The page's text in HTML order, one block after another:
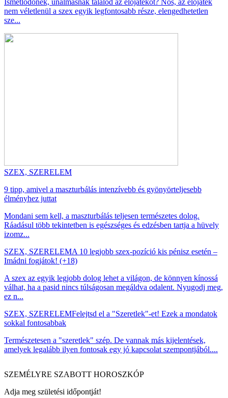
nem véletlenül a szex egyik legfontosabb része, elengedhetetlen
sze...
SZEX, SZERELEM
9 tipp, amivel a maszturbálás intenzívebb és gyönyörteljesebb
élményhez juttat
Mondani sem kell, a maszturbálás teljesen természetes dolog.
Ráadásul több tekintetben is egészséges és edzésben tartja a hüvely
izomz...
SZEX, SZERELEMA 10 legjobb szex-pozíció kis pénisz esetén –
Imádni fogjátok! (+18)
A szex az egyik legjobb dolog lehet a világon, de könnyen kínossá
válhat, ha a pasid nincs túlságosan megáldva odalent. Nyugodj meg,
ez n...
SZEX, SZERELEMFelejtsd el a "Szeretlek"-et! Ezek a mondatok
sokkal fontosabbak
Természetesen a "szeretlek" szép. De vannak más kijelentések,
amelyek legalább ilyen fontosak egy jó kapcsolat szempontjából....
SZEMÉLYRE SZABOTT HOROSZKÓP
Adja meg születési időpontját!